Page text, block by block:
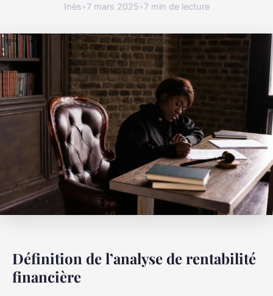
Inès•7 mars 2025•7 min de lecture
Définition de l’analyse de rentabilité
financière